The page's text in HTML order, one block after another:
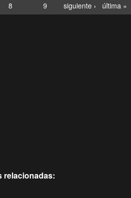
8 9 siguiente › última »
relacionadas: